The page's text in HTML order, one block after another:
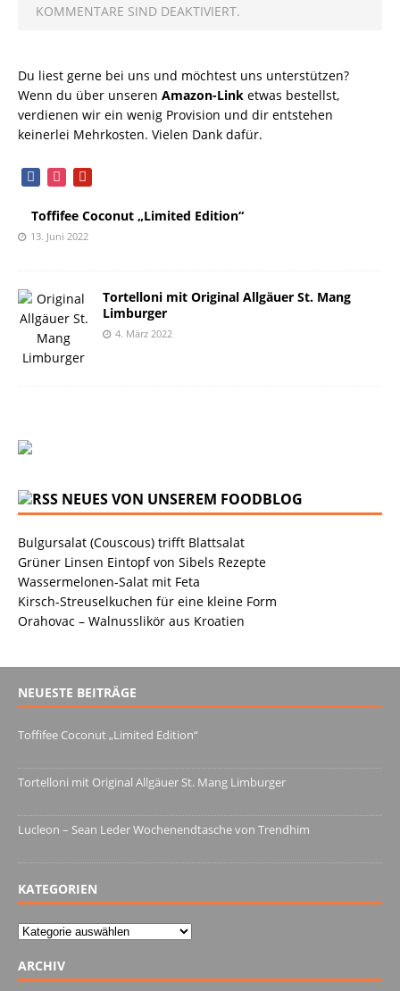
KOMMENTARE SIND DEAKTIVIERT.
Du liest gerne bei uns und möchtest uns unterstützen?
Wenn du über unseren Amazon-Link etwas bestellst,
verdienen wir ein wenig Provision und dir entstehen
keinerlei Mehrkosten. Vielen Dank dafür.
facebookinstagram
pinterest
Toffifee Coconut „Limited Edition“
13. Juni 2022
Tortelloni mit Original Allgäuer St. Mang
Limburger
4. März 2022
NEUES VON UNSEREM FOODBLOG
Bulgursalat (Couscous) trifft Blattsalat
Grüner Linsen Eintopf von Sibels Rezepte
Wassermelonen-Salat mit Feta
Kirsch-Streuselkuchen für eine kleine Form
Orahovac – Walnusslikör aus Kroatien
NEUESTE BEITRÄGE
Toffifee Coconut „Limited Edition“
Tortelloni mit Original Allgäuer St. Mang Limburger
Lucleon – Sean Leder Wochenendtasche von Trendhim
KATEGORIEN
Kategorien
ARCHIV